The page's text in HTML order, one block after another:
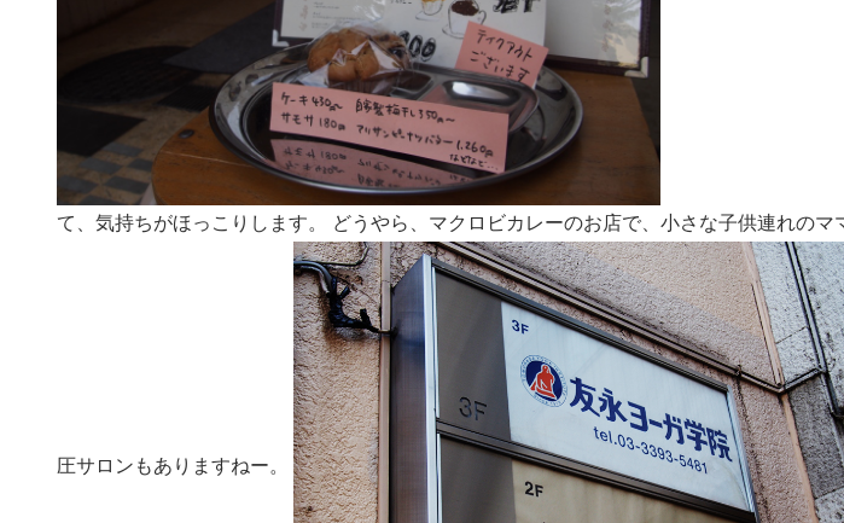
て、気持ちがほっこりします。 どうやら、マクロビカレーのお店で、小さな子供連れの
圧サロンもありますねー。